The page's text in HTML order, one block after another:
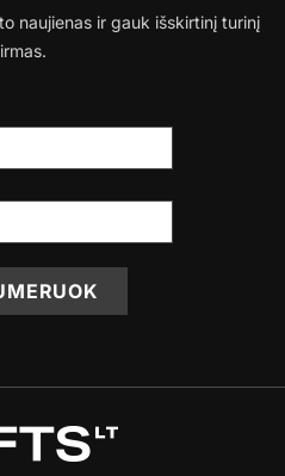
naujienas ir gauk išskirtinį turinį